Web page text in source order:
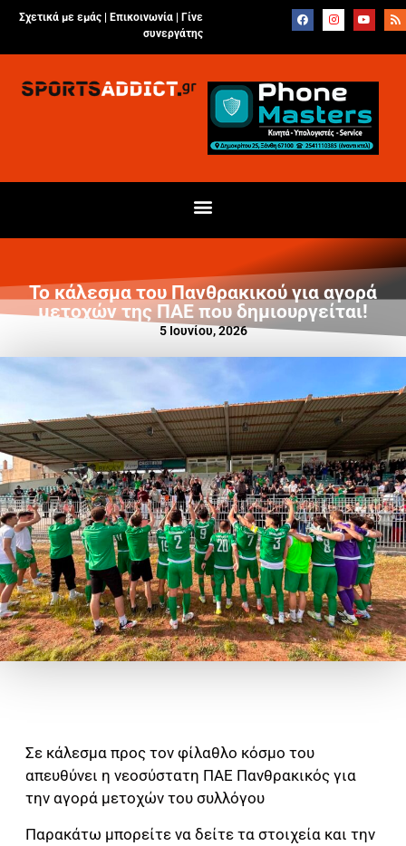
Σχετικά με εμάς | Επικοινωνία
Γίνε
συνεργάτης
Το κάλεσμα του Πανθρακικού για αγορά
μετοχών της ΠΑΕ που δημιουργείται!
5 Ιουνίου, 2026
Σε κάλεσμα προς τον φίλαθλο κόσμο του
απευθύνει η νεοσύστατη ΠΑΕ Πανθρακικός για
την αγορά μετοχών του συλλόγου
Παρακάτω μπορείτε να δείτε τα στοιχεία και την